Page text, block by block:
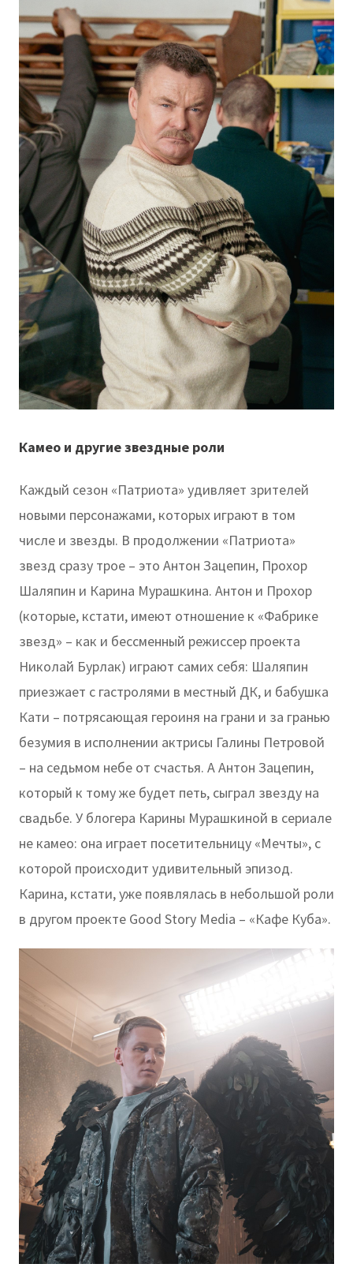
Камео и другие звездные роли
Каждый сезон «Патриота» удивляет зрителей
новыми персонажами, которых играют в том
числе и звезды. В продолжении «Патриота»
звезд сразу трое – это Антон Зацепин, Прохор
Шаляпин и Карина Мурашкина. Антон и Прохор
(которые, кстати, имеют отношение к «Фабрике
звезд» – как и бессменный режиссер проекта
Николай Бурлак) играют самих себя: Шаляпин
приезжает с гастролями в местный ДК, и бабушка
Кати – потрясающая героиня на грани и за гранью
безумия в исполнении актрисы Галины Петровой
– на седьмом небе от счастья. А Антон Зацепин,
который к тому же будет петь, сыграл звезду на
свадьбе. У блогера Карины Мурашкиной в сериале
не камео: она играет посетительницу «Мечты», с
которой происходит удивительный эпизод.
Карина, кстати, уже появлялась в небольшой роли
в другом проекте Good Story Media – «Кафе Куба».